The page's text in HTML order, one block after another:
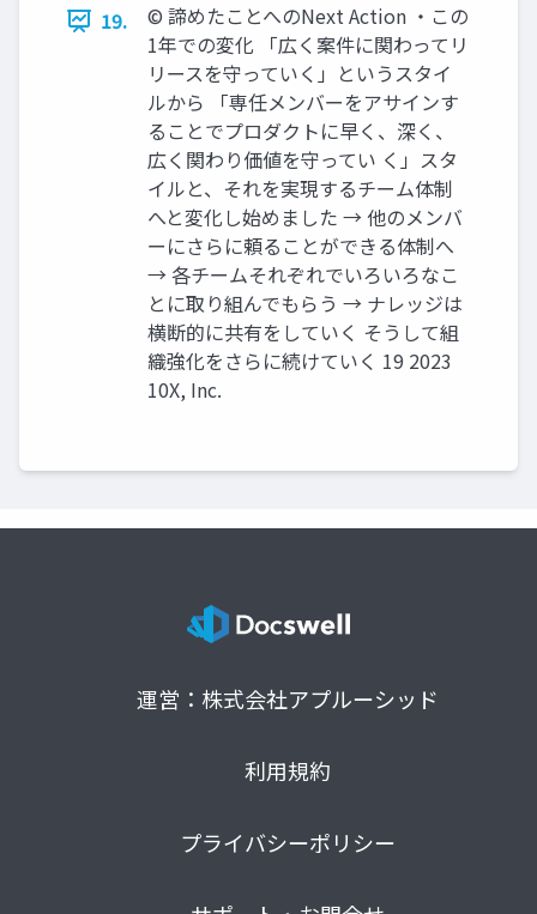
19.
©︎ 諦めたことへのNext Action ・この
1年での変化 「広く案件に関わってリ
リースを守っていく」というスタイ
ルから 「専任メンバーをアサインす
ることでプロダクトに早く、深く、
広く関わり価値を守ってい く」スタ
イルと、それを実現するチーム体制
へと変化し始めました → 他のメンバ
ーにさらに頼ることができる体制へ
→ 各チームそれぞれでいろいろなこ
とに取り組んでもらう → ナレッジは
横断的に共有をしていく そうして組
織強化をさらに続けていく 19 2023
10X, Inc.
運営：株式会社アプルーシッド
利用規約
プライバシーポリシー